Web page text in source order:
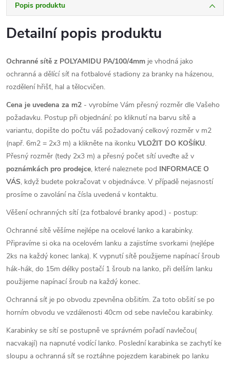
Popis produktu
Detailní popis produktu
Ochranné sítě z POLYAMIDU PA/100/4mm je vhodná jako
ochranná a dělící síť na fotbalové stadiony za branky na házenou,
rozdělení hřišť, hal a tělocvičen.
Cena je uvedena za m2 - vyrobíme Vám přesný rozměr dle Vašeho
požadavku. Postup při objednání: po kliknutí na barvu sítě a
variantu, dopište do počtu váš požadovaný celkový rozměr v m2
(např. 6m2 = 2x3 m) a klikněte na ikonku VLOŽIT DO KOŠÍKU.
Přesný rozměr (tedy 2x3 m) a přesný počet sítí uveďte až v
poznámkách pro prodejce, které naleznete pod INFORMACE O
VÁS, když budete pokračovat v objednávce. V případě nejasností
prosíme o zavolání na čísla uvedená v kontaktu.
Věšení ochranných sítí (za fotbalové branky apod.) - postup:
Ochranné sítě věšíme nejlépe na ocelové lanko a karabinky.
Připravíme si oka na ocelovém lanku a zajistíme svorkami (nejlépe
2ks na každý konec lanka). K vypnutí sítě použijeme napínací šroub
hák-hák, do 15m délky postačí 1 šroub na lanko, při delším lanku
použijeme napínací šroub na každý konec.
Ochranná síť je po obvodu zpevněna obšitím. Za toto obšití se po
horním obvodu ve vzdálenosti 40cm od sebe navlečou karabinky.
Karabinky se sítí se postupně ve správném pořadí navlečou(
nacvakají) na napnuté vodící lanko. Poslední karabinka se zachytí ke
sloupu a ochranná síť se roztáhne pojezdem karabinek po lanku